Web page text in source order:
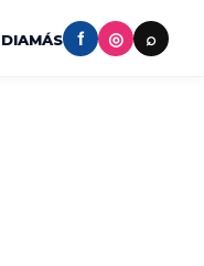
MÁS f ◎ ⌕